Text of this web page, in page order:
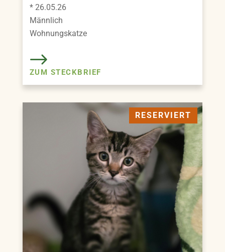
* 26.05.26
Männlich
Wohnungskatze
ZUM STECKBRIEF
RESERVIERT